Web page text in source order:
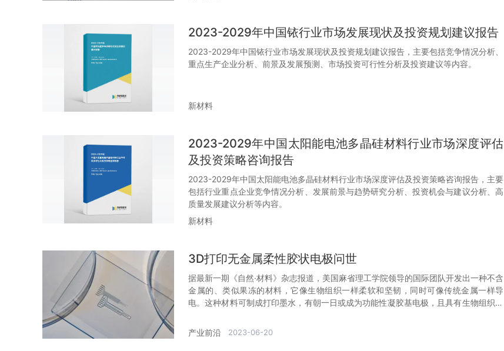
2023-2029年中国铱行业市场发展现状及投资规划建议报告
2023-2029年中国铱行业市场发展现状及投资规划建议报告，主要包括竞争情况分析、
重点生产企业分析、前景及发展预测、市场投资可行性分析及投资建议等内容。
新材料
2023-2029年中国太阳能电池多晶硅材料行业市场深度评估
及投资策略咨询报告
2023-2029年中国太阳能电池多晶硅材料行业市场深度评估及投资策略咨询报告，主要
包括行业重点企业竞争情况分析、发展前景与趋势研究分析、投资机会与建议分析、高
质量发展建议分析等内容。
新材料
3D打印无金属柔性胶状电极问世
据最新一期《自然·材料》杂志报道，美国麻省理工学院领导的国际团队开发出一种不含
金属的、类似果冻的材料，它像生物组织一样柔软和坚韧，同时可像传统金属一样导
电。这种材料可制成打印墨水，有朝一日或成为功能性凝胶基电极，且具有生物组织的
产业前沿
2023-06-20